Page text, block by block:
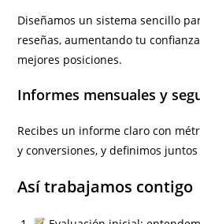
Diseñamos un sistema sencillo
reseñas, aumentando tu
mejores posiciones.
Informes mensuales y
Recibes un informe claro con
y conversiones, y definimos
Así trabajamos contigo